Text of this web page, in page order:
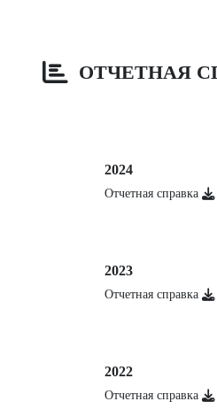
ОТЧЕТНАЯ
2024
Отчетная справка
2023
Отчетная справка
2022
Отчетная справка